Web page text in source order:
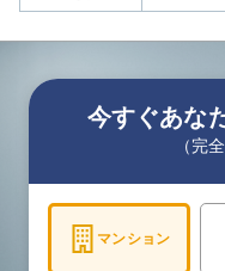
今すぐあな
（完
マンション